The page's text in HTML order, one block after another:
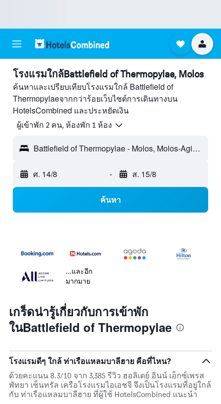
โรงแรมใกล้Battlefield of Thermopylae, Molos
ค้นหาและเปรียบเทียบโรงแรมใกล้ Battlefield of
Thermopylaeจากกว่าร้อยเว็บไซต์การเดินทางบน
HotelsCombined และประหยัดเงิน
ผู้เข้าพัก 2 คน, ห้องพัก 1 ห้อง
Battlefield of Thermopylae - Molos, Molos-Agios Konstantinos, กรีซ
ศ. 14/8 - ส. 15/8
ค้นหา
...และอีก
มากมาย
เกร็ดน่ารู้เกี่ยวกับการเข้าพัก
ในBattlefield of Thermopylae
โรงแรมดีๆ ใกล้ ท่าเรือแหลมบาลีฮาย คือที่ไหน?
ด้วยคะแนน 8.3/10 จาก 3,385 รีวิว ฮอลิเดย์ อินน์ เอ็กซ์เพรส
พัทยา เซ็นทรัล เครือโรงแรมไอเอชจี จึงเป็นโรงแรมที่อยู่ใกล้
กับ ท่าเรือแหลมบาลีฮาย ที่ผู้ใช้ HotelsCombined แนะนำ